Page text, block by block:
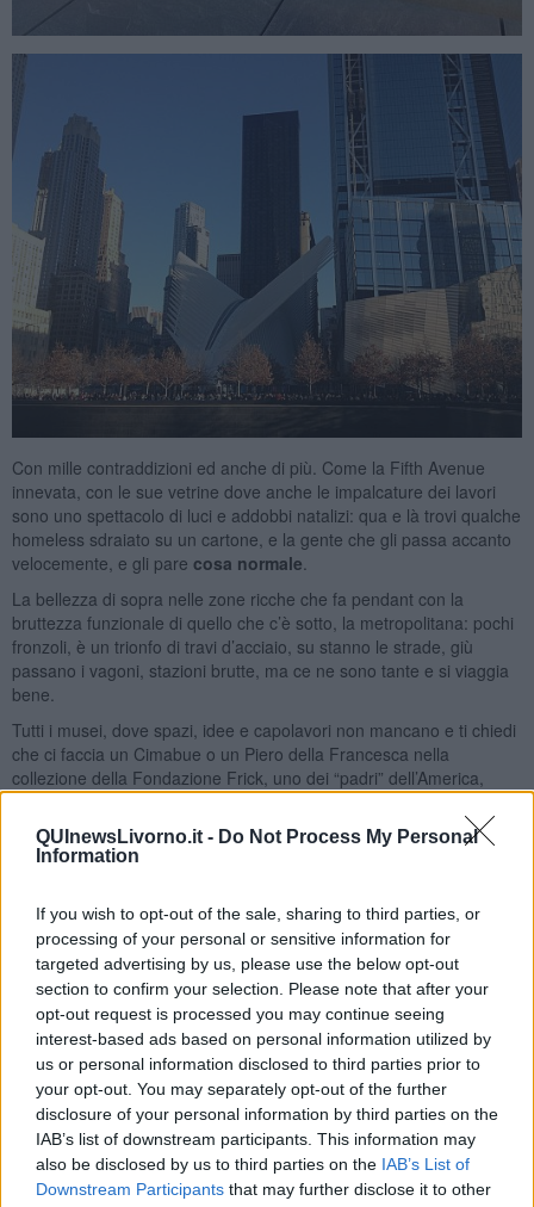
QUInewsLivorno.it - Do Not Process My Personal
Information
If you wish to opt-out of the sale, sharing to third parties, or
processing of your personal or sensitive information for
targeted advertising by us, please use the below opt-out
section to confirm your selection. Please note that after your
opt-out request is processed you may continue seeing
interest-based ads based on personal information utilized by
us or personal information disclosed to third parties prior to
your opt-out. You may separately opt-out of the further
disclosure of your personal information by third parties on the
IAB’s list of downstream participants. This information may
also be disclosed by us to third parties on the IAB’s List of
Downstream Participants that may further disclose it to other
Con mille contraddizioni ed anche di più. Come la Fifth Avenue
innevata, con le sue vetrine dove anche le impalcature dei lavori
sono uno spettacolo di luci e addobbi natalizi: qua e là trovi qualche
homeless sdraiato su un cartone, e la gente che gli passa accanto
velocemente, e gli pare cosa normale
La bellezza di sopra nelle zone ricche che fa pendant con la
bruttezza funzionale di quello che c’è sotto, la metropolitana: pochi
fronzoli, è un trionfo di travi d’acciaio, su stanno le strade, giù
passano i vagoni, stazioni brutte, ma ce ne sono tante e si viaggia
bene.
Tutti i musei, dove spazi, idee e capolavori non mancano e ti chiedi
che ci faccia un Cimabue o un Piero della Francesca nella
collezione della Fondazione Frick, uno dei “padri” dell’America,
artefice di una meravigliosa pinacoteca e di pessimi ricordi. Quelli di
uno che partendo dal nulla ha fatto soldi facendo morire operai,
minatori,a centinaia, come chissà quanti altri pionieri che
Central Park e le prestigiose residenze che ci si affacciano,
ricchezza e tragedie, come nel luogo dove fu uccisoJohn
Lennon, davanti al Dakota Building l’8 dicembre 1980.